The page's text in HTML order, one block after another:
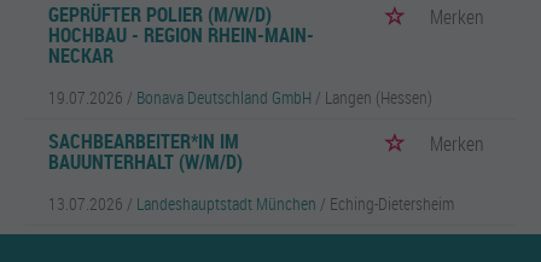
GEPRÜFTER POLIER (M/W/D)
HOCHBAU - REGION RHEIN-MAIN-
NECKAR
Merken
19.07.2026 / Bonava Deutschland GmbH / Langen (Hessen)
SACHBEARBEITER*IN IM
BAUUNTERHALT (W/M/D)
Merken
13.07.2026 / Landeshauptstadt München / Eching-Dietersheim